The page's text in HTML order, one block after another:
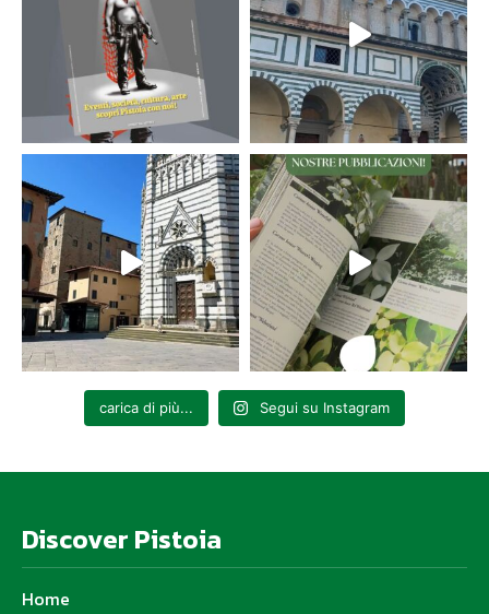
carica di più... Segui su Instagram
Discover Pistoia
Home